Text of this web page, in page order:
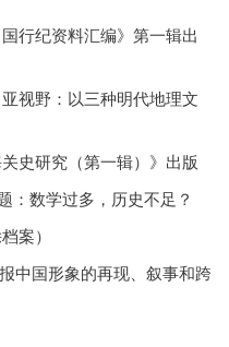
行纪资料汇编》第一辑出
视野：以三种明代地理文
史研究（第一辑）》出版
：数学过多，历史不足？
案）
中国形象的再现、叙事和跨